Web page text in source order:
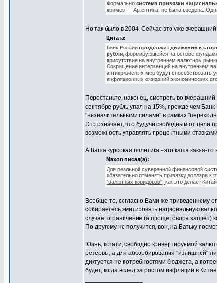
Формально система привязки
пример — Аргентина, не была введена.
Но так было в 2004. Сейчас это уже
Цитата:
Банк России продолжит движение в
рубля, формирующейся на основе
присутствие на внутреннем валютном
Сокращение интервенций на внутреннем
антикризисных мер будут способствовать
инфляционных ожиданий экономических
Перестаньте, наконец, смотреть во
сентябре рубль упал на 15%, прежде чем
"незначительными силами" в рамках
Это означает, что будучи свободным от цели
возможность управлять процентными
А Ваша курсовая политика - это каша какая-
Maxon писал(а):
Для реальной суверенной финансовой
обязательно отменять привязку доллара к
"валютных коридоров", как это делает Китай
Вообще-то, согласно Вами же приведенному
собираетесь эмитировать национальную
случае: ограничение (а проще говоря запрет)
По-другому не получится, вон, на Батьку
Юань, кстати, свободно конвертируемой
резервы, а для абсорбирования "излишней"
диктуется не потребностями бюджета, а
будет, когда вслед за ростом инфляции в